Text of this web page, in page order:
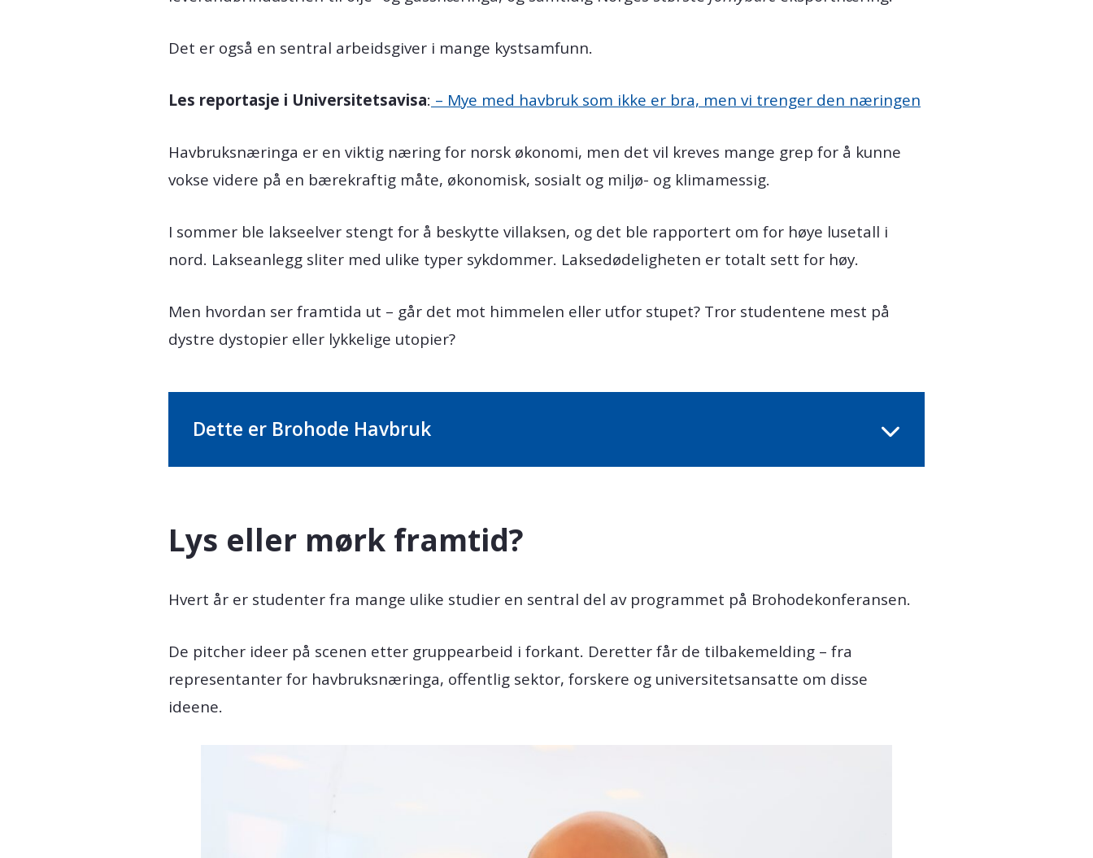
Det er også en sentral arbeidsgiver i mange kystsamfunn.
Les reportasje i Universitetsavisa: – Mye med havbruk som ikke er bra, men vi trenger den næringen
Havbruksnæringa er en viktig næring for norsk økonomi, men det vil kreves mange grep for å kunne
vokse videre på en bærekraftig måte, økonomisk, sosialt og miljø- og klimamessig.
I sommer ble lakseelver stengt for å beskytte villaksen, og det ble rapportert om for høye lusetall i
nord. Lakseanlegg sliter med ulike typer sykdommer. Laksedødeligheten er totalt sett for høy.
Men hvordan ser framtida ut – går det mot himmelen eller utfor stupet? Tror studentene mest på
dystre dystopier eller lykkelige utopier?
Dette er Brohode Havbruk
Lys eller mørk framtid?
Hvert år er studenter fra mange ulike studier en sentral del av programmet på Brohodekonferansen.
De pitcher ideer på scenen etter gruppearbeid i forkant. Deretter får de tilbakemelding – fra
representanter for havbruksnæringa, offentlig sektor, forskere og universitetsansatte om disse
ideene.